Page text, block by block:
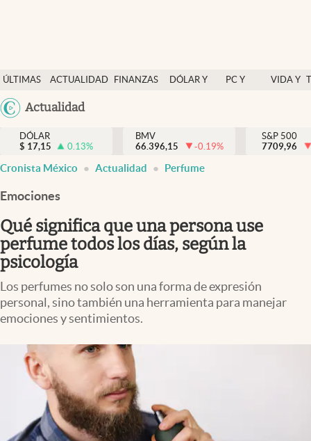
ÚLTIMAS
NOTICIAS
ACTUALIDAD
FINANZAS
DÓLAR Y
PC Y
VIDA Y
México
Actualidad
Actualidad
Finanzas y economía
Dólar y mercados
Pc y celular
Vida y estilo
Tv
Clima
Espiritualidad
Mediakit
abre en nueva pestaña
México
DÓLAR
$ 17,15 0.13%
BMV
66.396,15
-0.19%
S&P 500
7709,96
Cronista México Actualidad Perfume
Emociones
Qué significa que una persona use
perfume todos los días, según la
psicología
Los perfumes no solo son una forma de expresión
personal, sino también una herramienta para manejar
emociones y sentimientos.